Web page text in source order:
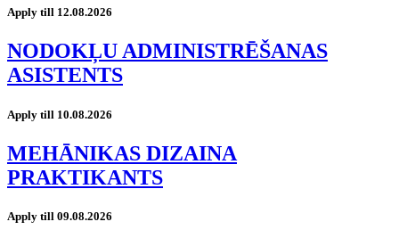
Apply till 12.08.2026
NODOKĻU ADMINISTRĒŠANAS
ASISTENTS
Apply till 10.08.2026
MEHĀNIKAS DIZAINA
PRAKTIKANTS
Apply till 09.08.2026